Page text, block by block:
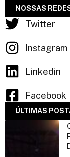
NOSSAS
Twitter
Instagram
Linkedin
Facebook
ÚLTIMAS